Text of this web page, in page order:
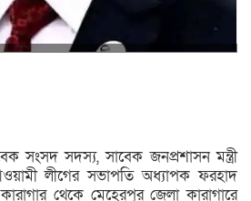
সংসদ সদস্য, সাবেক জনপ্রশাসন মন্ত্রী
লীগের সভাপতি অধ্যাপক ফরহাদ
থেকে মেহেরপুর জেলা কারাগারে